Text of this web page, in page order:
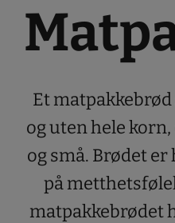
Et
og uten hele
og små. Brødet
på
matpakkebrødet